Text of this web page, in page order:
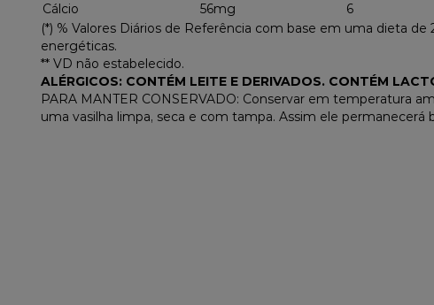
Cálcio
56mg
6
(*) % Valores Diários de Referência com base em uma dieta
energéticas.
** VD não estabelecido.
ALÉRGICOS: CONTÉM LEITE E DERIVADOS. CONTÉM
PARA MANTER CONSERVADO: Conservar em temperatura
uma vasilha limpa, seca e com tampa. Assim ele permanecerá